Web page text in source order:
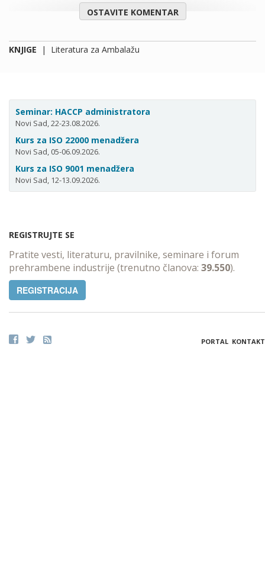
OSTAVITE KOMENTAR
KNJIGE | Literatura za Ambalažu
Seminar: HACCP administratora
Novi Sad, 22-23.08.2026.
Kurs za ISO 22000 menadžera
Novi Sad, 05-06.09.2026.
Kurs za ISO 9001 menadžera
Novi Sad, 12-13.09.2026.
REGISTRUJTE SE
Pratite vesti, literaturu, pravilnike, seminare i forum
prehrambene industrije (trenutno članova: 39.550).
REGISTRACIJA
PORTAL KONTAKT